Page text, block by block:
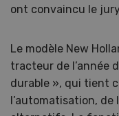
ont convaincu le
Le modèle New
tracteur de l’année
durable », qui tient
l’automatisation,